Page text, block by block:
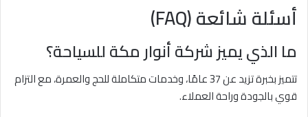
أسئلة شائعة (FAQ)
ما الذي يميز شركة أنوار مكة للسياحة؟
تتميز بخبرة تزيد عن 37 عامًا، وخدمات متكاملة للحج والعمرة، مع التزام
قوي بالجودة وراحة العملاء.